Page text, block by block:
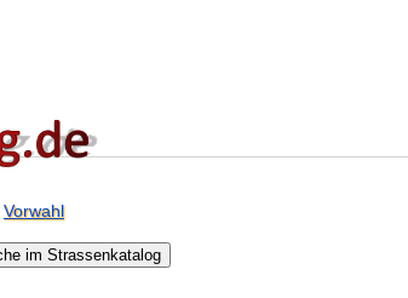
Vorwahl